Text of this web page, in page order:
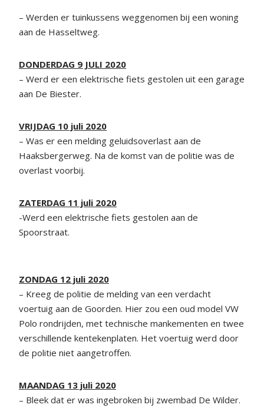
– Werden er tuinkussens weggenomen bij een woning
aan de Hasseltweg.
DONDERDAG 9 JULI 2020
– Werd er een elektrische fiets gestolen uit een garage
aan De Biester.
VRIJDAG 10 juli 2020
– Was er een melding geluidsoverlast aan de
Haaksbergerweg. Na de komst van de politie was de
overlast voorbij.
ZATERDAG 11 juli 2020
-Werd een elektrische fiets gestolen aan de
Spoorstraat.
ZONDAG 12 juli 2020
– Kreeg de politie de melding van een verdacht
voertuig aan de Goorden. Hier zou een oud model VW
Polo rondrijden, met technische mankementen en twee
verschillende kentekenplaten. Het voertuig werd door
de politie niet aangetroffen.
MAANDAG 13 juli 2020
– Bleek dat er was ingebroken bij zwembad De Wilder.